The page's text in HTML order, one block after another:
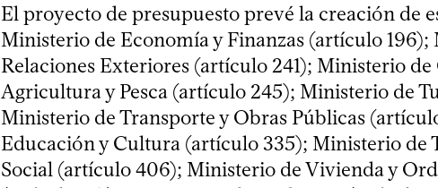
El proyecto de presupuesto prevé la creación de
Ministerio de Economía y Finanzas (artículo 196);
Relaciones Exteriores (artículo 241); Ministerio de
Agricultura y Pesca (artículo 245); Ministerio de
Ministerio de Transporte y Obras Públicas
Educación y Cultura (artículo 335); Ministerio de
Social (artículo 406); Ministerio de Vivienda y